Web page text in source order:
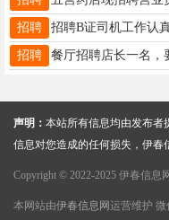
招聘
招聘
声明： 本站所有信息均由发布者
信息对您造成的任何损失，伊春
Copyright © 2022-2025 伊春信息
本网站由伊春信息网 运营维护 微